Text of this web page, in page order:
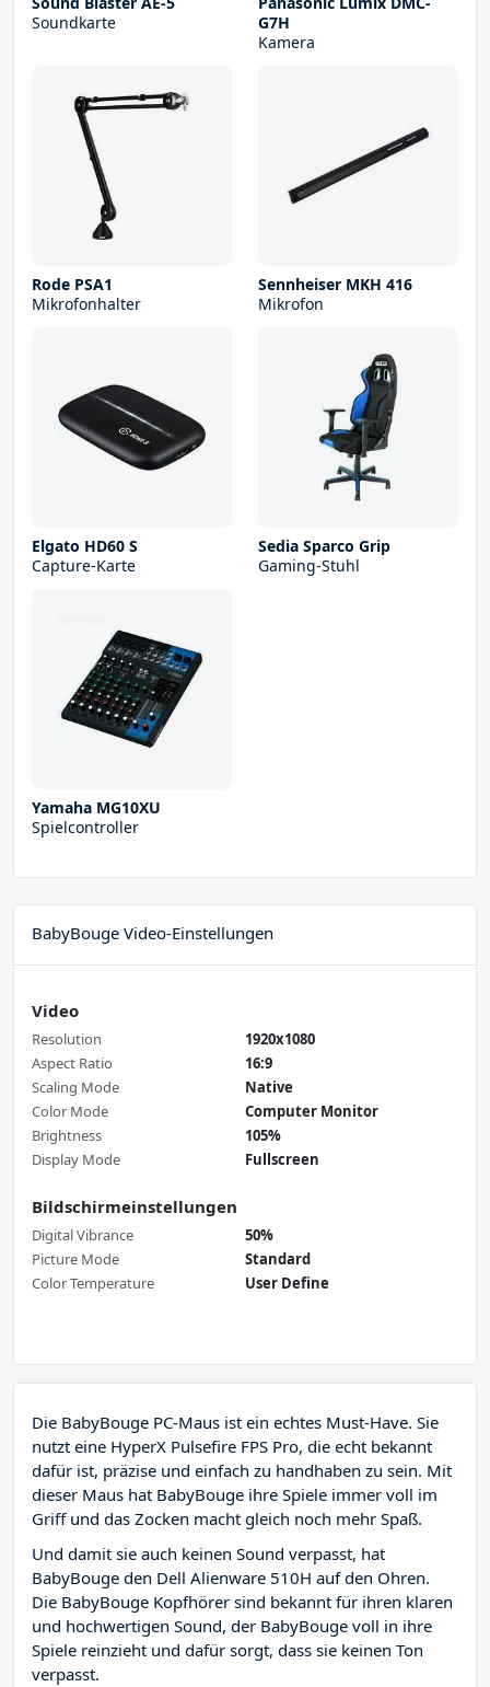
Soundkarte
G7H
Kamera
Rode PSA1
Mikrofonhalter
Sennheiser MKH 416
Mikrofon
Elgato HD60 S
Capture-Karte
Sedia Sparco Grip
Gaming-Stuhl
Yamaha MG10XU
Spielcontroller
BabyBouge Video-Einstellungen
Video
Resolution
1920x1080
Aspect Ratio
16:9
Scaling Mode
Native
Color Mode
Computer Monitor
Brightness
105%
Display Mode
Fullscreen
Bildschirmeinstellungen
Digital Vibrance
50%
Picture Mode
Standard
Color Temperature
User Define
Die BabyBouge PC-Maus ist ein echtes Must-Have. Sie
nutzt eine HyperX Pulsefire FPS Pro, die echt bekannt
dafür ist, präzise und einfach zu handhaben zu sein. Mit
dieser Maus hat BabyBouge ihre Spiele immer voll im
Griff und das Zocken macht gleich noch mehr Spaß.
Und damit sie auch keinen Sound verpasst, hat
BabyBouge den Dell Alienware 510H auf den Ohren.
Die BabyBouge Kopfhörer sind bekannt für ihren klaren
und hochwertigen Sound, der BabyBouge voll in ihre
Spiele reinzieht und dafür sorgt, dass sie keinen Ton
verpasst.